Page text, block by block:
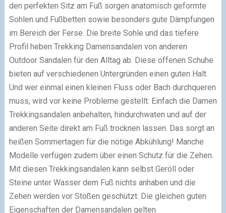
den perfekten Sitz am Fuß sorgen anatomisch geformte
Sohlen und Fußbetten sowie besonders gute Dämpfungen
im Bereich der Ferse. Die breite Sohle und das tiefere
Profil heben Trekking Damensandalen von anderen
Outdoor Sandalen für den Alltag ab. Diese offenen Schuhe
bieten auf verschiedenen Untergründen einen guten Halt.
Und wer einmal einen kleinen Fluss oder Bach durchqueren
muss, wird vor keine Probleme gestellt: Einfach die Damen
Trekkingsandalen anbehalten, hindurchwaten und auf der
anderen Seite direkt am Fuß trocknen lassen. Das sorgt an
heißen Sommertagen für die nötige Abkühlung! Manche
Modelle verfügen zudem über einen Schutz für die Zehen.
Mit diesen Trekkingsandalen kann selbst Geröll oder
Steine unter Wasser dem Fuß nichts anhaben und die
Zehen werden vor Stößen geschützt. Die gleichen guten
Eigenschaften der Damensandalen gelten